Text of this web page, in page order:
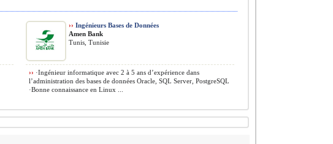
›› Ingénieurs Bases de Données
Amen Bank
Tunis, Tunisie
›› ·Ingénieur informatique avec 2 à 5 ans d’expérience dans
l’administration des bases de données Oracle, SQL Server, PostgreSQL
·Bonne connaissance en Linux ...